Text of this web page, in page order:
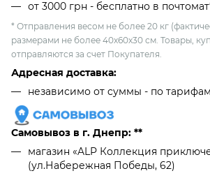
от 3000 грн - бесплатно в
* Отправления весом не более 20 кг
размерами не более 40х60х30 см. Товары,
отправляются за счет Покупателя.
Адресная доставка:
независимо от cуммы - по
Самовывоз в г. Днепр: **
магазин «ALP Коллекция
(ул.Набережная Победы, 62)